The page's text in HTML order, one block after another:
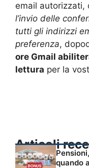
email autorizzati,
l’invio delle
tutti gli indirizzi
preferenza,
ore Gmail
lettura per la
Articoli
quando